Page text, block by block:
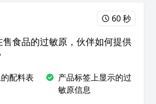
60 秒
售食品的过敏原，伙伴如何提供
配料表
产品标签上显示的过
敏原信息